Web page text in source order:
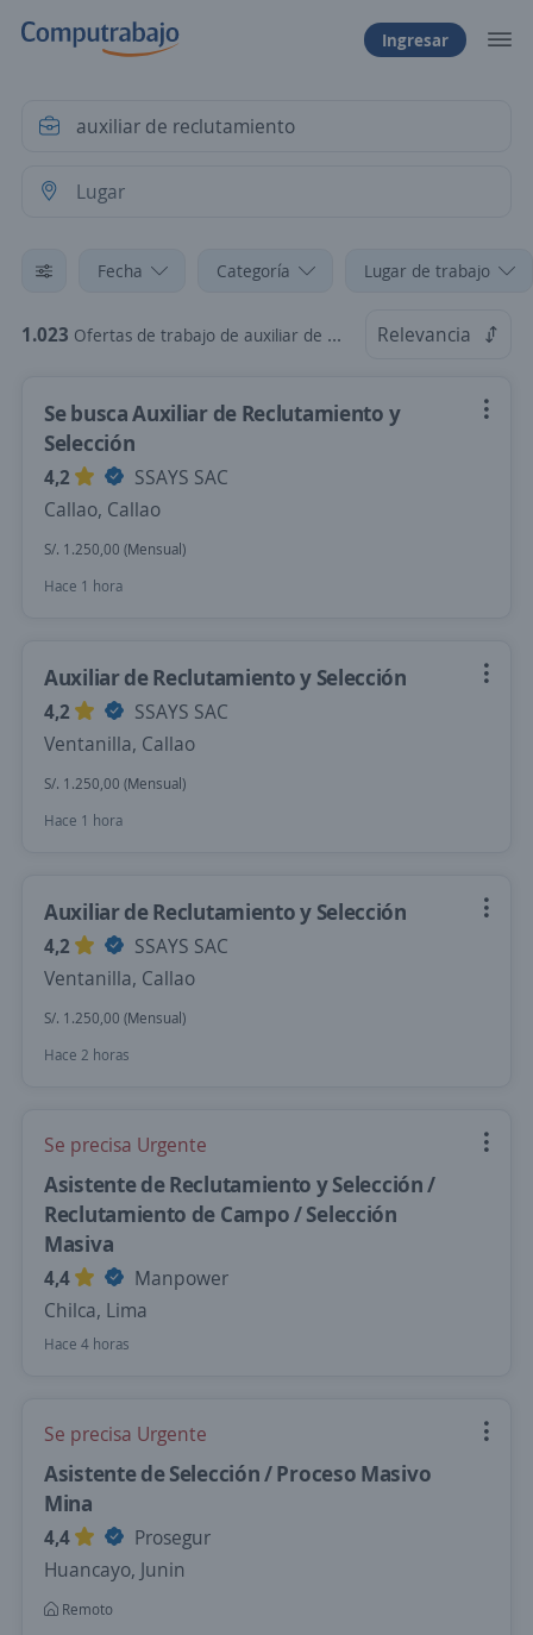
Ingresar
Fecha Categoría Lugar de trabajo
1.023 Ofertas de trabajo de auxiliar de reclutamiento Relevancia
Se busca Auxiliar de Reclutamiento y
Selección
4,2
SSAYS SAC
Callao, Callao
S/. 1.250,00 (Mensual)
Hace 1 hora
Auxiliar de Reclutamiento y Selección
4,2
SSAYS SAC
Ventanilla, Callao
S/. 1.250,00 (Mensual)
Hace 1 hora
Auxiliar de Reclutamiento y Selección
4,2
SSAYS SAC
Ventanilla, Callao
S/. 1.250,00 (Mensual)
Hace 2 horas
Se precisa Urgente
Asistente de Reclutamiento y Selección /
Reclutamiento de Campo / Selección
Masiva
4,4
Manpower
Chilca, Lima
Hace 4 horas
Se precisa Urgente
Asistente de Selección / Proceso Masivo
Mina
4,4
Prosegur
Huancayo, Junin
Remoto